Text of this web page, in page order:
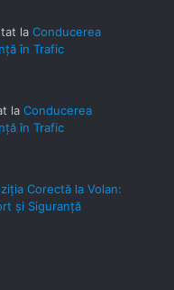
la Conducerea
în Trafic
la Conducerea
în Trafic
Corectă la Volan:
și Siguranță